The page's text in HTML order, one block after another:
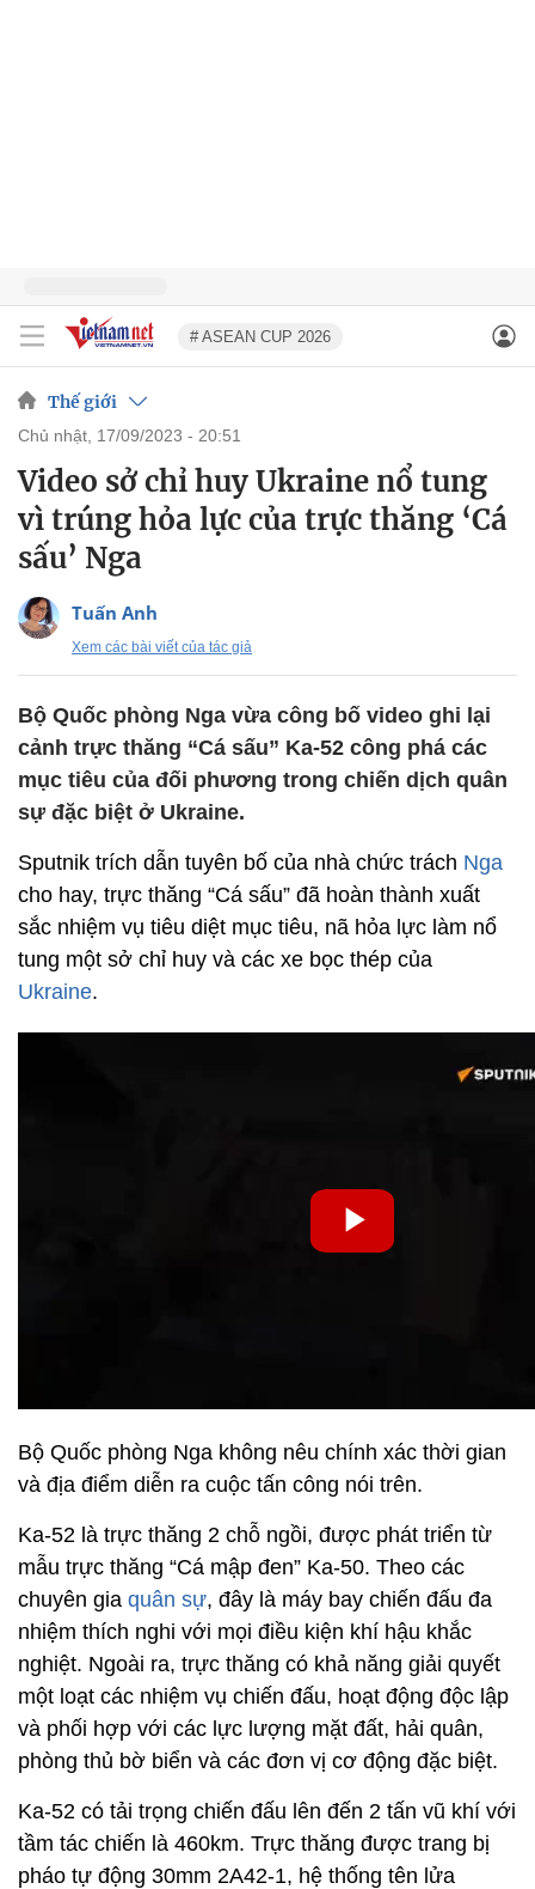
# ASEAN CUP 2026
Thế giới
chủ nhật, 17/09/2023 - 20:51
Video sở chỉ huy Ukraine nổ tung
vì trúng hỏa lực của trực thăng ‘Cá
sấu’ Nga
Tuấn Anh
Xem các bài viết của tác giả
Bộ Quốc phòng Nga vừa công bố video ghi lại
cảnh trực thăng “Cá sấu” Ka-52 công phá các
mục tiêu của đối phương trong chiến dịch quân
sự đặc biệt ở Ukraine.
Sputnik trích dẫn tuyên bố của nhà chức trách Nga
cho hay, trực thăng “Cá sấu” đã hoàn thành xuất
sắc nhiệm vụ tiêu diệt mục tiêu, nã hỏa lực làm nổ
tung một sở chỉ huy và các xe bọc thép của
Ukraine.
Bộ Quốc phòng Nga không nêu chính xác thời gian
và địa điểm diễn ra cuộc tấn công nói trên.
Ka-52 là trực thăng 2 chỗ ngồi, được phát triển từ
mẫu trực thăng “Cá mập đen” Ka-50. Theo các
chuyên gia quân sự, đây là máy bay chiến đấu đa
nhiệm thích nghi với mọi điều kiện khí hậu khắc
nghiệt. Ngoài ra, trực thăng có khả năng giải quyết
một loạt các nhiệm vụ chiến đấu, hoạt động độc lập
và phối hợp với các lực lượng mặt đất, hải quân,
phòng thủ bờ biển và các đơn vị cơ động đặc biệt.
Ka-52 có tải trọng chiến đấu lên đến 2 tấn vũ khí với
tầm tác chiến là 460km. Trực thăng được trang bị
pháo tự động 30mm 2A42-1, hệ thống tên lửa